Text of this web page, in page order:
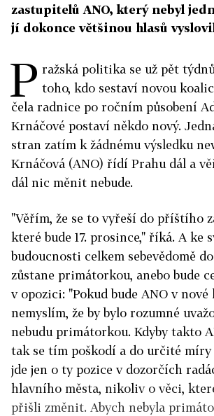
zastupitelů ANO, který nebyl
jí dokonce většinou hlasů
P ražská politika se už pět
toho, kdo sestaví novou
čela radnice po ročním působení
Krnáčové postaví někdo nový.
stran zatím k žádnému výsledku
Krnáčová (ANO) řídí Prahu dál a
dál nic měnit nebude.
"Věřím, že se to vyřeší do příštího
které bude 17. prosince," říká. A ke
budoucnosti celkem sebevědomě
zůstane primátorkou, anebo bude
v opozici: "Pokud bude ANO v
nemyslím, že by bylo rozumné
nebudu primátorkou. Kdyby takto
tak se tím poškodí a do určité míry
jde jen o ty pozice v dozorčích
hlavního města, nikoliv o věci,
přišli změnit. Abych nebyla